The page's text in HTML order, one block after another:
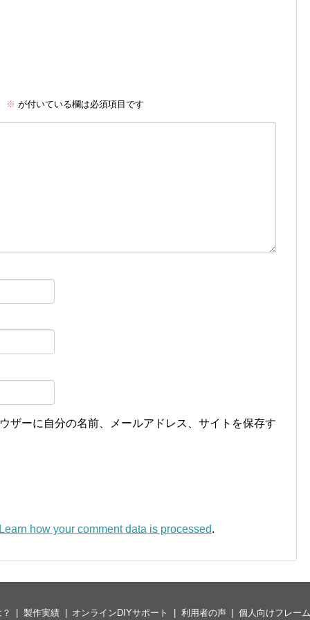
※ が付いている欄は必須項目です
ザーに自分の名前、メールアドレス、サイトを保存す
Learn how your comment data is processed.
製作実績 オンラインDIYサポート 利用者の声 個人向けフレー